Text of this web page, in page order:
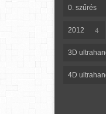
0. szűrés
2012 4
3D
4D